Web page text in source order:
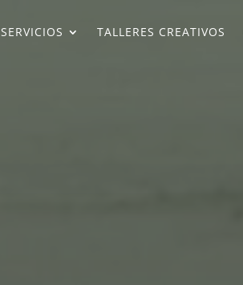
SERVICIOS TALLERES CREATIVOS